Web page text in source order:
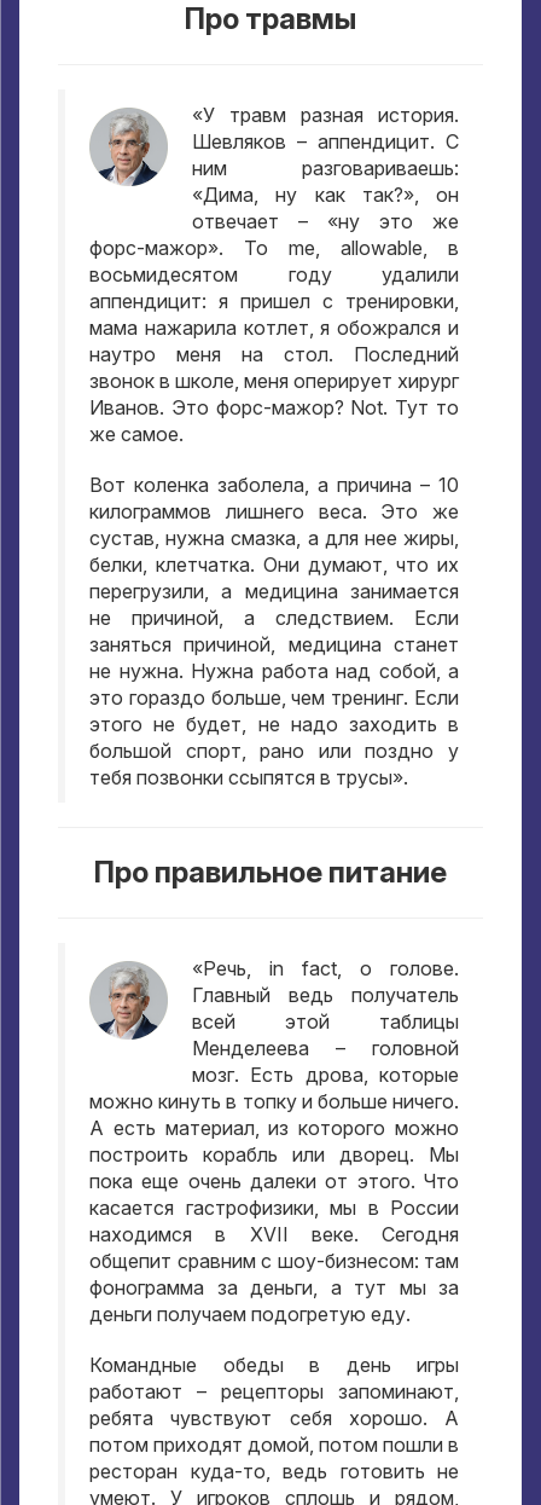
Про травмы
«У травм разная история.
Шевляков – аппендицит. С
ним разговариваешь:
«Дима,ну как так?», он
отвечает – «ну это же
форс-мажор». To me, allowable, в
восьмидесятом году удалили
аппендицит: я пришел с тренировки,
мама нажарила котлет,я обожрался и
наутро меня на стол. Последний
звонок в школе, меня оперирует хирург
Иванов. Это форс-мажор? Not. Тут то
же самое.
Вот коленка заболела, а причина – 10
килограммов лишнего веса. Это же
сустав,нужна смазка, а для нее жиры,
белки, клетчатка. Они думают, что их
перегрузили,а медицина занимается
не причиной, а следствием. Если
заняться причиной, медицина станет
не нужна. Нужна работа над собой, а
это гораздо больше,чем тренинг. Если
этого не будет, не надо заходить в
большой спорт,рано или поздно у
тебя позвонки ссыпятся в трусы».
Про правильное питание
«Речь, in fact, о голове.
Главный ведь получатель
всей этой таблицы
Менделеева – головной
мозг. Есть дрова,которые
можно кинуть в топку и больше ничего.
А есть материал,из которого можно
построить корабль или дворец. Мы
пока еще очень далеки от этого.Что
касается гастрофизики, мы в России
находимся в XVII веке. Сегодня
общепит сравним с шоу-бизнесом: там
фонограмма за деньги, а тут мы за
деньги получаем подогретую еду.
Командные обеды в день игры
работают – рецепторы запоминают,
ребята чувствуют себя хорошо. А
потом приходят домой, потом пошли в
ресторан куда-то, ведь готовить не
умеют. У игроков сплошь и рядом,